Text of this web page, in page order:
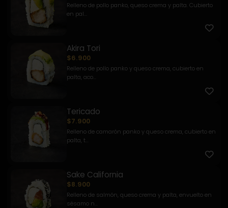
Relleno de pollo panko, queso crema y palta. Cubierto
en pal...
Akira Tori
$6.900
Relleno de pollo panko y queso crema, cubierto en
palta, aco...
Tericado
$7.900
Relleno de camarón panko y queso crema, cubierto en
palta, t...
Sake California
$8.900
Relleno de salmón, queso crema y palta, envuelto en
sésamo n...